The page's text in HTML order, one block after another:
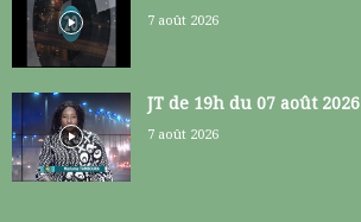
7 août 2026
JT de 19h du 07 août 2026
7 août 2026